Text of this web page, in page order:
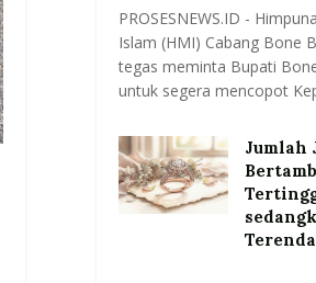
PROSESNEWS.ID -
Islam (HMI) Cabang Bone
tegas meminta Bupati
untuk segera mencopot
Jumlah